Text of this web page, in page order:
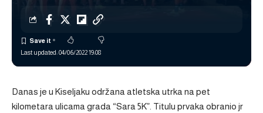
Last updated: 04/06/2022 19:08
Danas je u Kiseljaku održana atletska utrka na pet
kilometara ulicama grada “Sara 5K”. Titulu prvaka obranio jr